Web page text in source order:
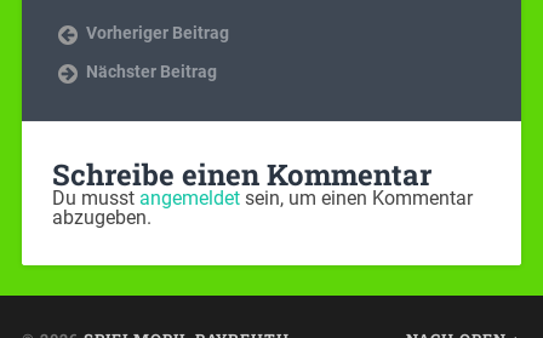
Vorheriger Beitrag
Nächster Beitrag
Schreibe einen Kommentar
Du musst angemeldetsein, um einen Kommentar
abzugeben.